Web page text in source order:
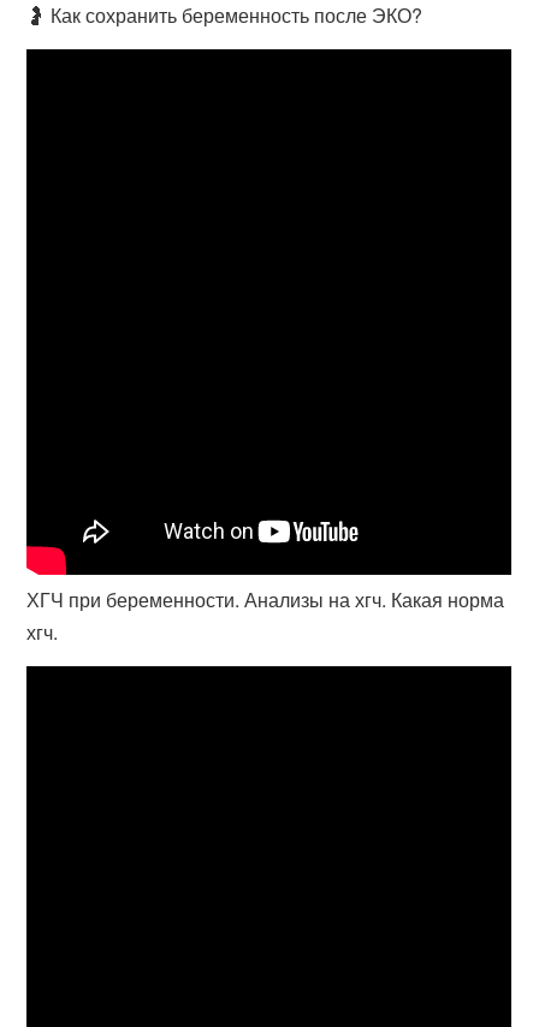
🤰 Как сохранить беременность после ЭКО?
ХГЧ при беременности. Анализы на хгч. Какая норма
хгч.